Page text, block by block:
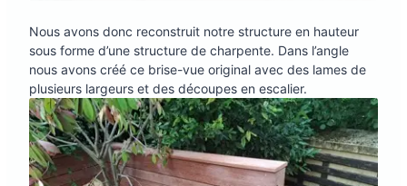
Nous avons donc reconstruit notre structure en hauteur
sous forme d’une structure de charpente. Dans l’angle
nous avons créé ce brise-vue original avec des lames de
plusieurs largeurs et des découpes en escalier.